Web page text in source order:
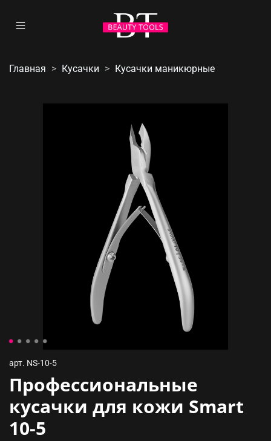
Главная Кусачки Кусачки маникюрные
арт. NS-10-5
Профессиональные
кусачки для кожи Smart
10-5